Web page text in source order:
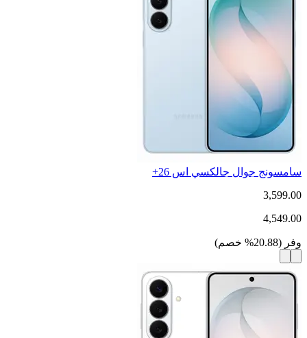
سامسونج جوال جالكسي اس 26+
3,599.00
4,549.00
وفر (
20.88
% خصم)